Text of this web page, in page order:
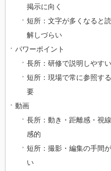
掲示に向く
短所：文字が多くなると
解しづらい
パワーポイント
長所：研修で説明しやす
短所：現場で常に参照す
要
動画
長所：動き・距離感・視
感的
短所：撮影・編集の手間
い